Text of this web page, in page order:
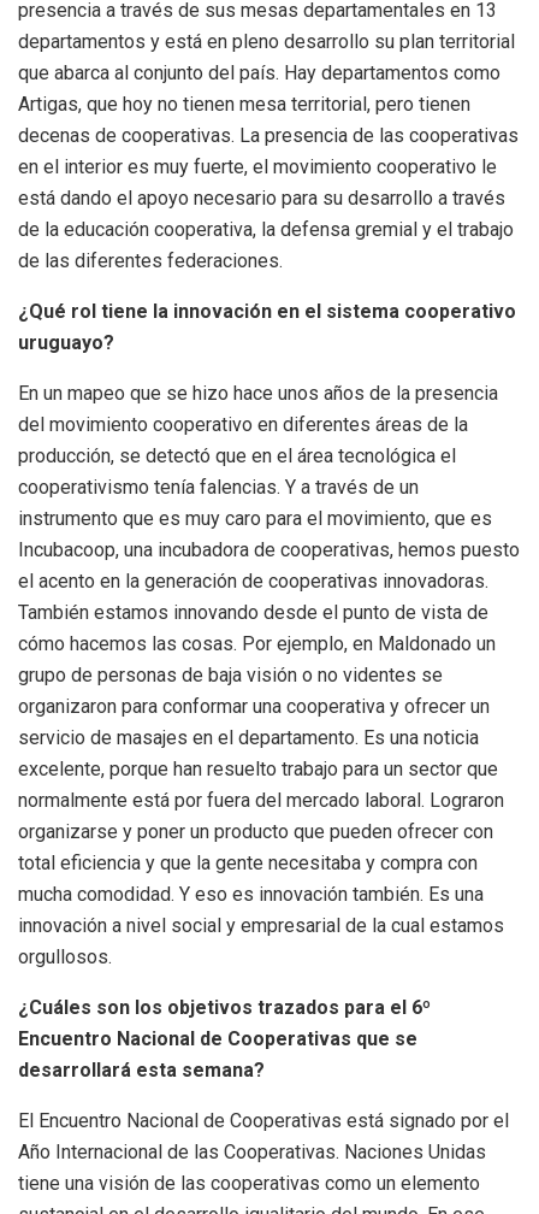
presencia a través de sus mesas departamentales en 13
departamentos y está en pleno desarrollo su plan territorial
que abarca al conjunto del país. Hay departamentos como
Artigas, que hoy no tienen mesa territorial, pero tienen
decenas de cooperativas. La presencia de las cooperativas
en el interior es muy fuerte, el movimiento cooperativo le
está dando el apoyo necesario para su desarrollo a través
de la educación cooperativa, la defensa gremial y el trabajo
de las diferentes federaciones.
¿Qué rol tiene la innovación en el sistema cooperativo
uruguayo?
En un mapeo que se hizo hace unos años de la presencia
del movimiento cooperativo en diferentes áreas de la
producción, se detectó que en el área tecnológica el
cooperativismo tenía falencias. Y a través de un
instrumento que es muy caro para el movimiento, que es
Incubacoop, una incubadora de cooperativas, hemos puesto
el acento en la generación de cooperativas innovadoras.
También estamos innovando desde el punto de vista de
cómo hacemos las cosas. Por ejemplo, en Maldonado un
grupo de personas de baja visión o no videntes se
organizaron para conformar una cooperativa y ofrecer un
servicio de masajes en el departamento. Es una noticia
excelente, porque han resuelto trabajo para un sector que
normalmente está por fuera del mercado laboral. Lograron
organizarse y poner un producto que pueden ofrecer con
total eficiencia y que la gente necesitaba y compra con
mucha comodidad. Y eso es innovación también. Es una
innovación a nivel social y empresarial de la cual estamos
orgullosos.
¿Cuáles son los objetivos trazados para el 6º
Encuentro Nacional de Cooperativas que se
desarrollará esta semana?
El Encuentro Nacional de Cooperativas está signado por el
Año Internacional de las Cooperativas. Naciones Unidas
tiene una visión de las cooperativas como un elemento